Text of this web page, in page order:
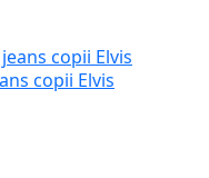
copii Elvis